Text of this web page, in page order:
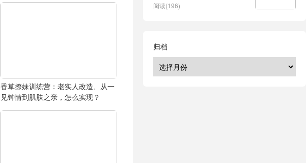
香草撩妹训练营：老实人改造、从一
见钟情到肌肤之亲，怎么实现？
阅读(196)
归档